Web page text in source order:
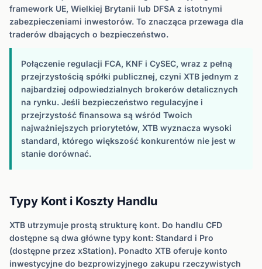
framework UE, Wielkiej Brytanii lub DFSA z istotnymi
zabezpieczeniami inwestorów. To znacząca przewaga dla
traderów dbających o bezpieczeństwo.
Połączenie regulacji FCA, KNF i CySEC, wraz z pełną
przejrzystością spółki publicznej, czyni XTB jednym z
najbardziej odpowiedzialnych brokerów detalicznych
na rynku. Jeśli bezpieczeństwo regulacyjne i
przejrzystość finansowa są wśród Twoich
najważniejszych priorytetów, XTB wyznacza wysoki
standard, którego większość konkurentów nie jest w
stanie dorównać.
Typy Kont i Koszty Handlu
XTB utrzymuje prostą strukturę kont. Do handlu CFD
dostępne są dwa główne typy kont: Standard i Pro
(dostępne przez xStation). Ponadto XTB oferuje konto
inwestycyjne do bezprowizyjnego zakupu rzeczywistych